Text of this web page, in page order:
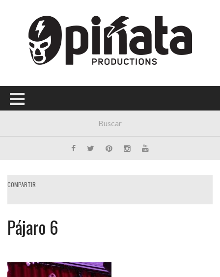
Menú Principal
PORTADA
CONCIERTOS
FESTIVALES
COMPARTIR
Pájaro 6